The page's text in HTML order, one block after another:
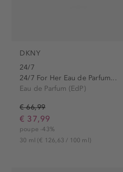
DKNY
24/7
24/7 For Her Eau de Parfum...
Eau de Parfum (EdP)
€ 66,99
€ 37,99
poupe -43%
30 ml(€ 126,63 / 100 ml)